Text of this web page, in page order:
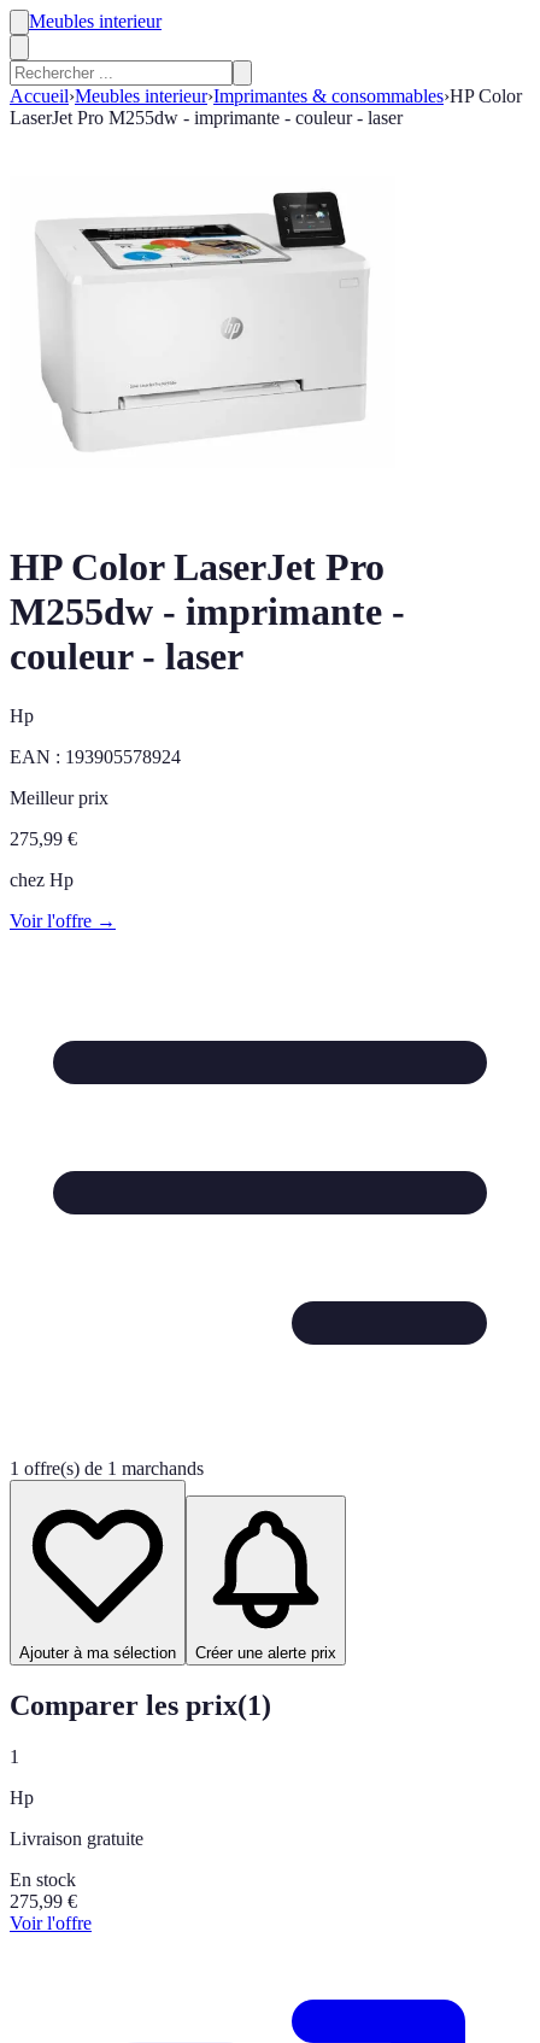
Meubles interieur
Accueil›Meubles interieur›Imprimantes & consommables›HP Color
LaserJet Pro M255dw - imprimante - couleur - laser
HP Color LaserJet Pro
M255dw - imprimante -
couleur - laser
Hp
EAN : 193905578924
Meilleur prix
275,99 €
chez Hp
Voir l'offre →
1 offre(s) de 1 marchands
Ajouter à ma sélection Créer une alerte prix
Comparer les prix(1)
1
Hp
Livraison gratuite
En stock
275,99 €
Voir l'offre